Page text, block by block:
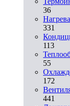
36
331
113
55
172
441